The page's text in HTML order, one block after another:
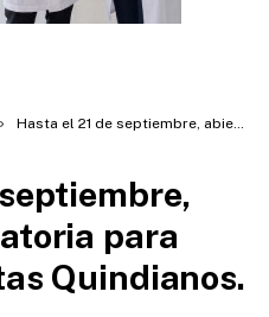
Hasta el 21 de septiembre, abierta convocatoria para Salón de Artistas Quindianos.
para
Quindianos.